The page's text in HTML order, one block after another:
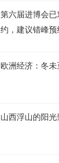
第六届进博会
约，建议错峰预
欧洲经济：冬
山西浮山的阳光